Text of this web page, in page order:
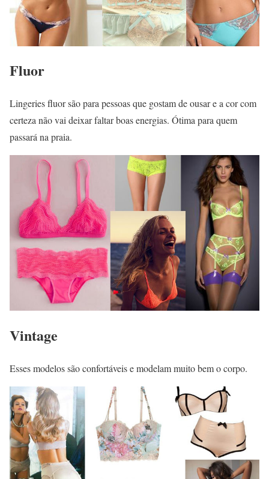
Fluor
Lingeries fluor são para pessoas que gostam de ousar e a cor com
certeza não vai deixar faltar boas energias. Ótima para quem
passará na praia.
Vintage
Esses modelos são confortáveis e modelam muito bem o corpo.